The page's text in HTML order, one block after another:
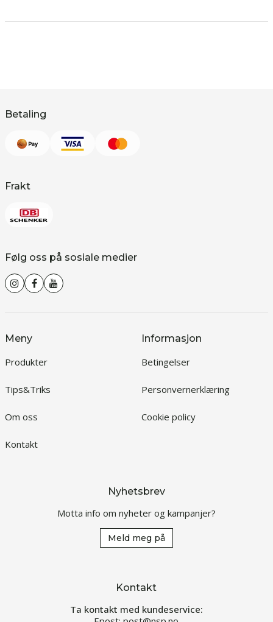
Betaling
Frakt
Følg oss på sosiale medier
Meny
Produkter
Tips&Triks
Om oss
Kontakt
Informasjon
Betingelser
Personvernerklæring
Cookie policy
Nyhetsbrev
Motta info om nyheter og kampanjer?
Meld meg på
Kontakt
Ta kontakt med kundeservice: